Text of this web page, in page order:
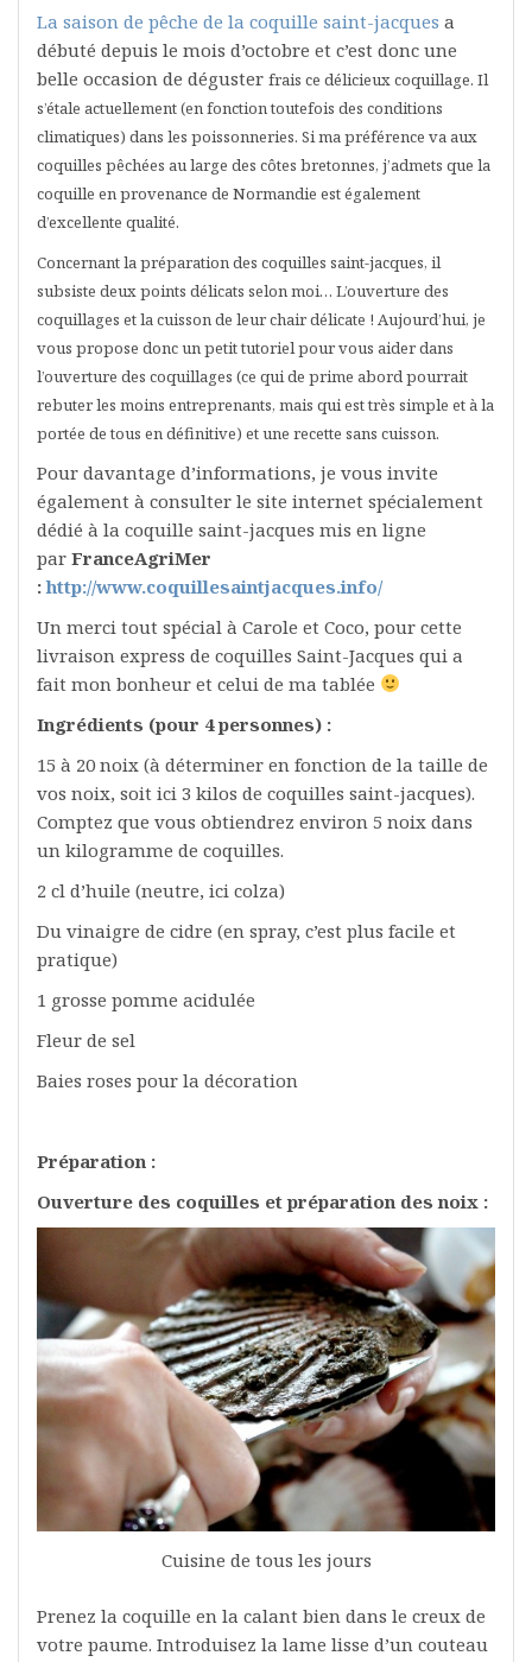
La saison de pêche de la coquille saint-jacques a
débuté depuis le mois d’octobre et c’est donc une
belle occasion de déguster frais ce délicieux coquillage. Il
s’étale actuellement (en fonctiontoutefois des conditions
climatiques) dans les poissonneries. Si ma préférence va aux
coquilles pêchées au large des côtes bretonnes, j’admets que la
coquille en provenance de Normandie est également
d’excellente qualité.
Concernant la préparation des coquilles saint-jacques, il
subsiste deux points délicats selon moi… L’ouverture des
coquillages et la cuisson de leur chair délicate ! Aujourd’hui, je
vous propose donc un petit tutoriel pour vous aider dans
l’ouverture des coquillages (ce qui de prime abord pourrait
rebuter les moins entreprenants, mais qui est très simple et à la
portée de tous en définitive) et une recette sans cuisson.
Pour davantage d’informations, je vous invite
également à consulter le site internet spécialement
dédié à la coquille saint-jacques mis en ligne
par FranceAgriMer
:http://www.coquillesaintjacques.info/
Un merci tout spécial à Carole et Coco, pour cette
livraison express de coquilles Saint-Jacques qui a
fait mon bonheur et celui de ma tablée
Ingrédients (pour 4 personnes) :
15 à 20 noix (à déterminer en fonction de la taille de
vos noix, soit ici 3 kilos de coquilles saint-jacques).
Comptez que vous obtiendrez environ 5 noix dans
un kilogramme de coquilles.
2 cl d’huile (neutre, ici colza)
Du vinaigre de cidre (en spray, c’est plus facile et
pratique)
1 grosse pomme acidulée
Fleur de sel
Baies roses pour la décoration
Préparation :
Ouverture des coquilles et préparation des noix :
Cuisine de tous les jours
Prenez la coquille en la calant bien dans le creux de
votre paume. Introduisez la lame lisse d’un couteau